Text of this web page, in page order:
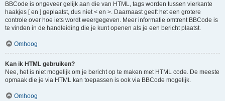
BBCode is ongeveer gelijk aan die van HTML, tags worden tussen vierkante
haakjes [ en ] geplaatst, dus niet < en >. Daarnaast geeft het een grotere
controle over hoe iets wordt weergegeven. Meer informatie omtrent BBCode is
te vinden in de handleiding die je kunt openen als je een bericht plaatst.
Omhoog
Kan ik HTML gebruiken?
Nee, het is niet mogelijk om je bericht op te maken met HTML code. De meeste
opmaak die je via HTML kan toepassen is ook via BBCode mogelijk.
Omhoog